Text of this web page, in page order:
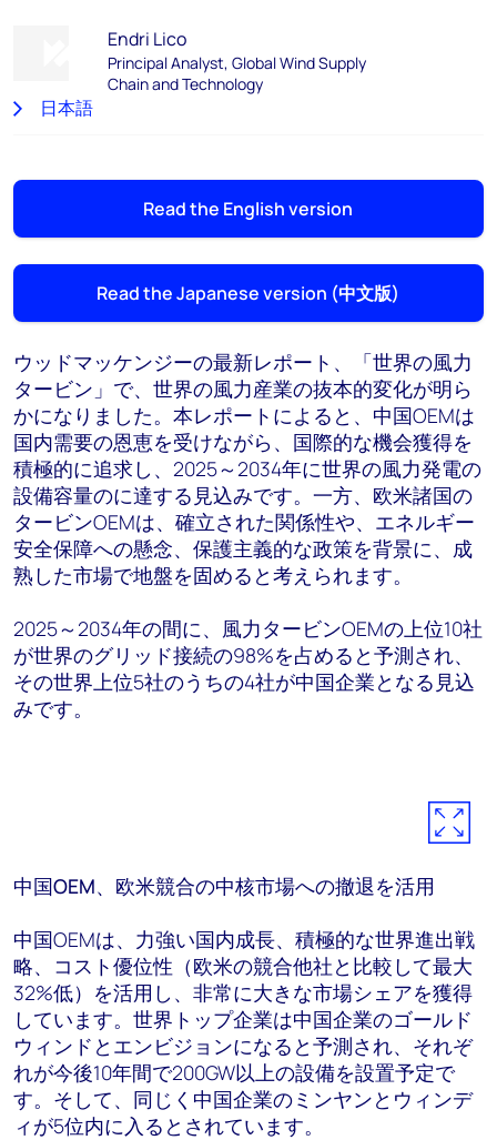
Endri Lico
Principal Analyst, Global Wind Supply
Chain and Technology
日本語
Read the English version
Read the Japanese version (中文版)
ウッドマッケンジーの最新レポート、「世界の風力
タービン」で、世界の風力産業の抜本的変化が明ら
かになりました。本レポートによると、中国OEMは
国内需要の恩恵を受けながら、国際的な機会獲得を
積極的に追求し、2025～2034年に世界の風力発電の
設備容量のに達する見込みです。一方、欧米諸国の
タービンOEMは、確立された関係性や、エネルギー
安全保障への懸念、保護主義的な政策を背景に、成
熟した市場で地盤を固めると考えられます。
2025～2034年の間に、風力タービンOEMの上位10社
が世界のグリッド接続の98%を占めると予測され、
その世界上位5社のうちの4社が中国企業となる見込
みです。
中国OEM、欧米競合の中核市場への撤退を活用
中国OEMは、力強い国内成長、積極的な世界進出戦
略、コスト優位性（欧米の競合他社と比較して最大
32%低）を活用し、非常に大きな市場シェアを獲得
しています。世界トップ企業は中国企業のゴールド
ウィンドとエンビジョンになると予測され、それぞ
れが今後10年間で200GW以上の設備を設置予定で
す。そして、同じく中国企業のミンヤンとウィンデ
ィが5位内に入るとされています。